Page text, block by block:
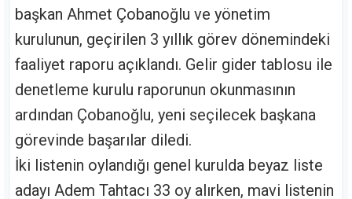
başkan Ahmet Çobanoğlu ve yönetim
kurulunun, geçirilen 3 yıllık görev dönemindeki
faaliyet raporu açıklandı. Gelir gider tablosu ile
denetleme kurulu raporunun okunmasının
ardından Çobanoğlu, yeni seçilecek başkana
görevinde başarılar diledi.
İki listenin oylandığı genel kurulda beyaz liste
adayı Adem Tahtacı 33 oy alırken, mavi listenin